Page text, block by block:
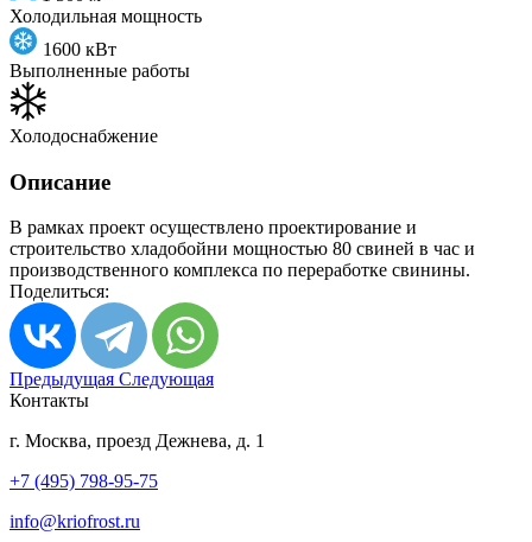
Холодильная мощность
1600 кВт
Выполненные работы
Холодоснабжение
Описание
В рамках проект осуществлено проектирование и
строительство хладобойни мощностью 80 свиней в час и
производственного комплекса по переработке свинины.
Поделиться:
Предыдущая Следующая
Контакты
г. Москва, проезд Дежнева, д. 1
+7 (495) 798-95-75
info@kriofrost.ru